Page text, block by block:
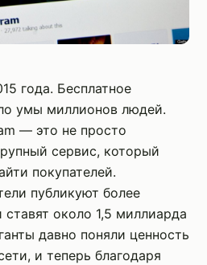
года. Бесплатное
умы миллионов людей.
— это не просто
сервис, который
покупателей.
публикуют более
около 1,5 миллиарда
давно поняли ценность
и теперь благодаря